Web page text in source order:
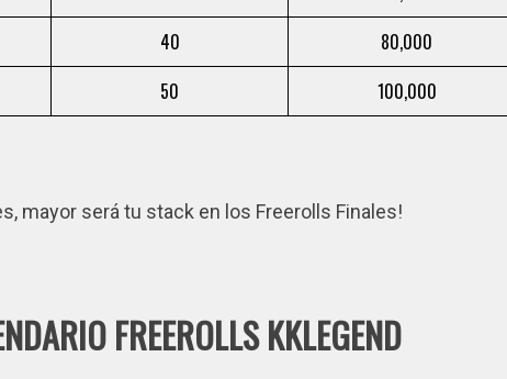
40
80,000
50 100,000
mayor será tu stack en los Freerolls Finales!
FREEROLLS KKLEGEND